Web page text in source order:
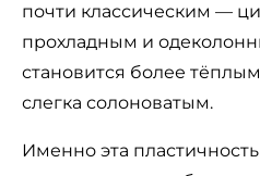
почти классическим —
прохладным и
становится более
слегка солоноватым.
Именно эта